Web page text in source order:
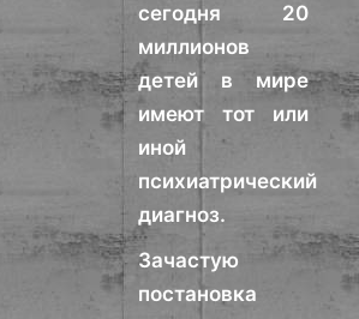
сегодня 20
миллионов
детей в мире
имеют тот или
иной
психиатрический
диагноз.
Зачастую
постановка